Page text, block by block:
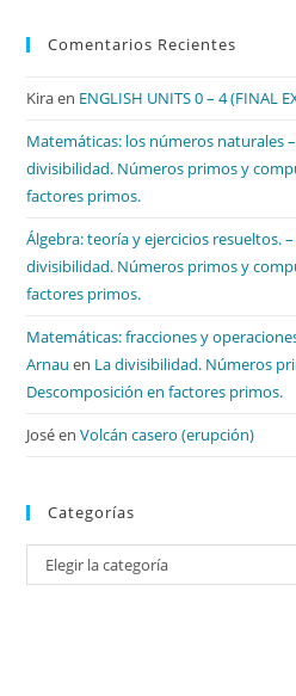
Comentarios Recientes
Kiraen ENGLISH UNITS 0 – 4 (FINAL
Matemáticas: los números naturales
divisibilidad. Números primos y
factores primos.
Álgebra: teoría y ejercicios resueltos.
divisibilidad. Números primos y
factores primos.
Matemáticas: fracciones y
Arnau en La divisibilidad. Números
Descomposición en factores primos.
JoséenVolcán casero (erupción)
Categorías
Categorías
Elegir la categoría